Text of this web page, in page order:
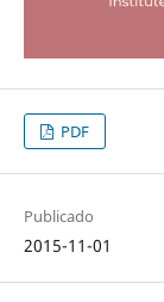
PDF
Publicado
2015-11-01